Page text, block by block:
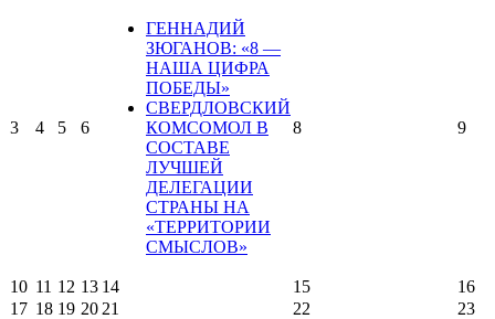
3 4 5 6
ГЕННАДИЙ
ЗЮГАНОВ: «8 —
НАША ЦИФРА
ПОБЕДЫ»
СВЕРДЛОВСКИЙ
КОМСОМОЛ В
СОСТАВЕ
ЛУЧШЕЙ
ДЕЛЕГАЦИИ
СТРАНЫ НА
«ТЕРРИТОРИИ
СМЫСЛОВ»
8 9
10 11 12 13 14 15
16
17 18 19 20 21 22
23